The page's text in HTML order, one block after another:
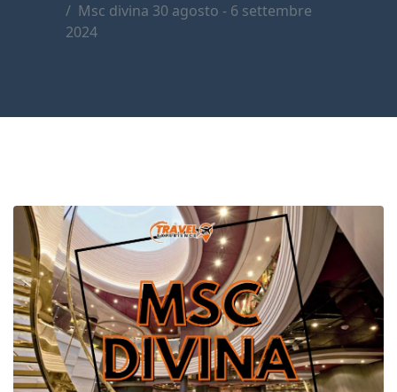
Msc divina 30 agosto - 6 settembre
2024